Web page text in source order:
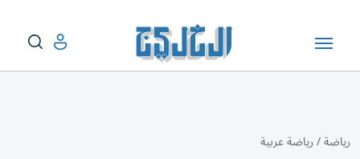
رياضة/رياضة عربية